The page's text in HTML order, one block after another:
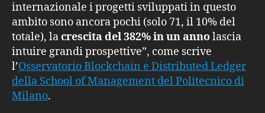
internazionale i progetti sviluppati in questo
ambito sono ancora pochi (solo 71, il 10% del
totale), lacrescita del 382%in un annolascia
intuire grandi prospettive”, come scrive
l’Osservatorio Blockchain e Distributed Ledger
della School of Management del Politecnico di
Milano.